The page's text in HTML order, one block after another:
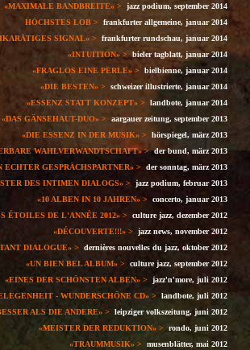
«MAXIMALE BANDBREITE» > jazz podium, september 2014
HÖCHSTES LOB > frankfurter allgemeine, januar 2014
SIGNAL» > frankfurter rundschau, januar 2014
«INTUITION» >bieler tagblatt, januar 2014
«FRAGLOS EINE PERLE» > bielbienne, januar 2014
«DIE BESTEN» > schweizer illustrierte, januar 2014
«ESSENZ STATT KONZEPT» >
landbote, januar 2014
«DAS GÄNSEHAUT-DUO» > aargauer zeitung, september 2013
«DIE ESSENZ IN DER MUSIK» > hörspiegel, märz 2013
WAHLVERWANDTSCHAFT» >der bund, märz 2013
ECHTER GESPRÄCHSPARTNER» > der sonntag, märz 2013
DES INTIMEN DIALOGS» > jazz podium, februar 2013
«10 ALBEN IN 10 JAHREN» > concerto, januar 2013
ÉTOILES DE L'ANNÉE 2012» > culture jazz, dezember 2012
«DÉCOUVERTE!!!» > jazz news, november 2012
DIALOGUE» > dernières nouvelles du jazz, oktober 2012
«UN BIEN BEL ALBUM» > culture jazz, september 2012
«EINES DER SCHÖNSTEN ALBEN» > jazz'n'more, juli 2012
- WUNDERSCHÖNE CD» > landbote, juli 2012
ALS DIE ANDERE» > leipziger volkszeitung, juni 2012
«MEISTER DER REDUKTION» > rondo, juni 2012
«TRAUMMUSIK» > musenblätter, mai 2012